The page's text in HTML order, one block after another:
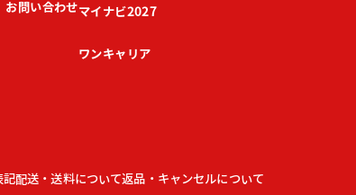
お問い合わせマイナビ2027
ワンキャリア
記配送・送料について返品・キャンセルについて